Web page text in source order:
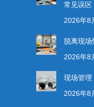
常见误区
2026年8
脱离现场
2026年8
现场管理
2026年8